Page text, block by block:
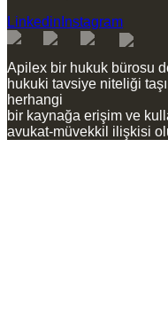
Linkedin Instagram
Apilex bir hukuk bürosu
hukuki tavsiye niteliği
herhangi
bir kaynağa erişim ve
avukat-müvekkil ilişkisi